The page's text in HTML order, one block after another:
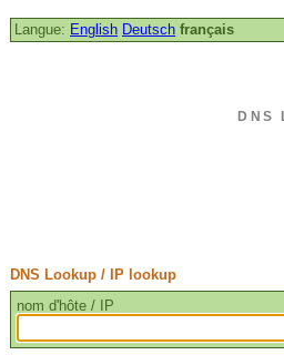
Langue: English Deutsch français
DNS
DNS Lookup / IP lookup
nom d'hôte / IP